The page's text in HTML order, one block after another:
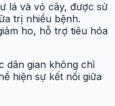
lá và vỏ cây, được sử
trị nhiều bệnh.
ho, hỗ trợ tiêu hóa
dân gian không chỉ
hiện sự kết nối giữa